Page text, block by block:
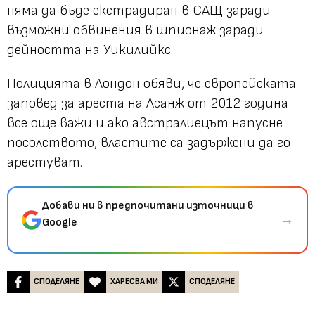
няма да бъде екстрадиран в САЩ заради
възможни обвинения в шпионаж заради
дейността на Уикилийкс.
Полицията в Лондон обяви, че европейската
заповед за ареста на Асанж от 2012 година
все още важи и ако австралиецът напусне
посолството, властите са задържени да го
арестуват.
Добави ни в предпочитани източници в
Google
→
СПОДЕЛЯНЕ ХАРЕСВА МИ СПОДЕЛЯНЕ